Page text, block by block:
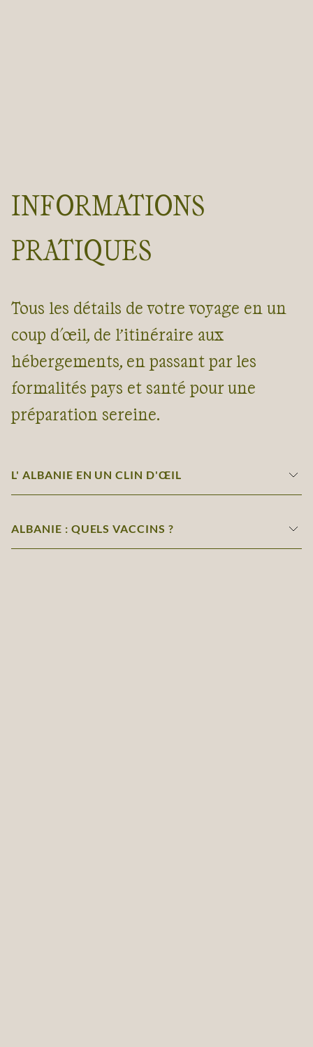
INFORMATIONS
PRATIQUES
Tous les détails de votre voyage en un
coup d'œil, de l’itinéraire aux
hébergements, en passant par les
formalités pays et santé pour une
préparation sereine.
L' ALBANIE EN UN CLIN D'ŒIL
ALBANIE : QUELS VACCINS ?